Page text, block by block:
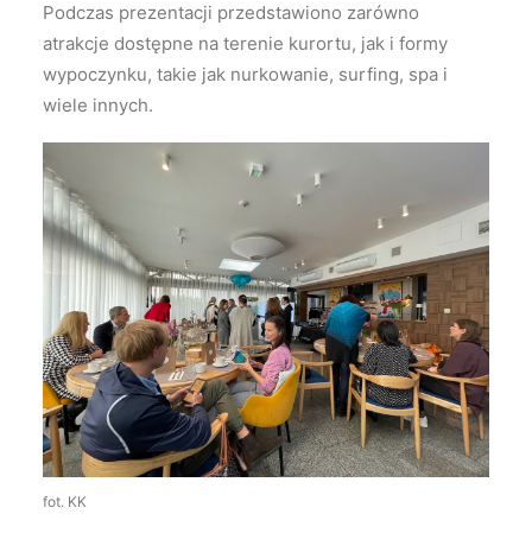
Podczas prezentacji przedstawiono zarówno
atrakcje dostępne na terenie kurortu, jak i formy
wypoczynku, takie jak nurkowanie, surfing, spa i
wiele innych.
fot. KK